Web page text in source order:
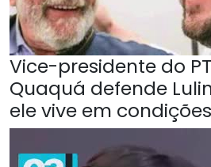
Vice-presidente do
Quaquá defende
ele vive em